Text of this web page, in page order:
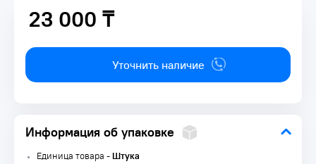
23 000 ₸
23 000 ₸
Уточнить наличие
Информация об упаковке
Единица товара -Штука